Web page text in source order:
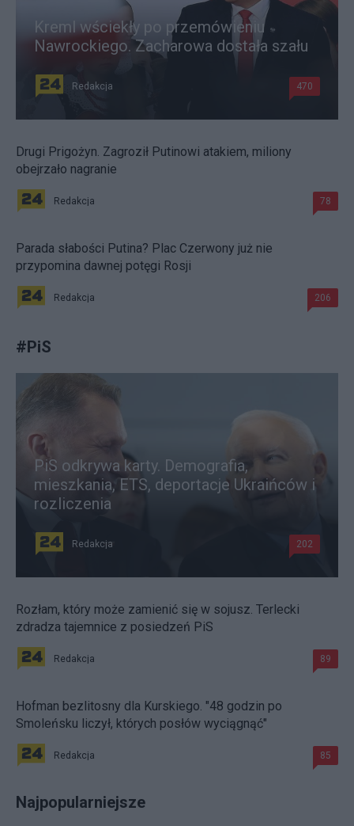
Kreml wściekły po przemówieniu
Nawrockiego. Zacharowa dostała szału
Redakcja 470
Drugi Prigożyn. Zagroził Putinowi atakiem, miliony
obejrzało nagranie
Redakcja 78
Parada słabości Putina? Plac Czerwony już nie
przypomina dawnej potęgi Rosji
Redakcja 206
#PiS
PiS odkrywa karty. Demografia,
mieszkania, ETS, deportacje Ukraińców i
rozliczenia
Redakcja 202
Rozłam, który może zamienić się w sojusz. Terlecki
zdradza tajemnice z posiedzeń PiS
Redakcja 89
Hofman bezlitosny dla Kurskiego. "48 godzin po
Smoleńsku liczył, których posłów wyciągnąć"
Redakcja 85
Najpopularniejsze